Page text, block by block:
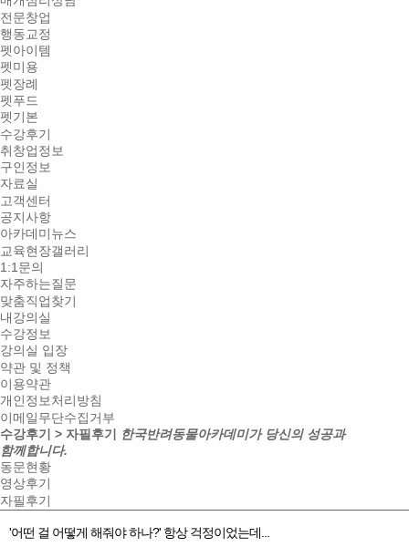
전문창업
행동교정
펫아이템
펫미용
펫장례
펫푸드
펫기본
수강후기
취창업정보
구인정보
자료실
고객센터
공지사항
아카데미뉴스
교육현장갤러리
1:1문의
자주하는질문
맞춤직업찾기
내강의실
수강정보
강의실 입장
약관 및 정책
이용약관
개인정보처리방침
이메일무단수집거부
수강후기 > 자필후기
한국반려동물아카데미가 당신의 성공과
함께합니다.
동문현황
영상후기
자필후기
'어떤 걸 어떻게 해줘야 하나?' 항상 걱정이었는데...